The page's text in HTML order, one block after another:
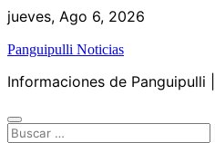
Skip
content
jueves, Ago 6, 2026
Panguipulli Noticias
Informaciones de Panguipulli
Buscar: